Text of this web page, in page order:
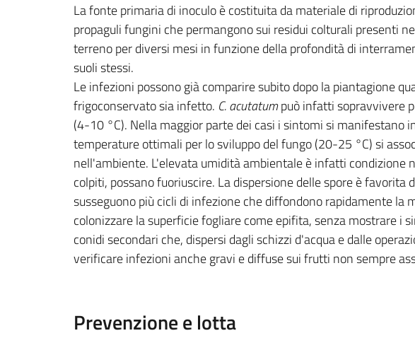
La fonte primaria di inoculo è costituita da materiale di
propaguli fungini che permangono sui residui colturali presenti
terreno per diversi mesi in funzione della profondità di
suoli stessi.
Le infezioni possono già comparire subito dopo la piantagione
frigoconservato sia infetto. C. acutatumpuò infatti sopravvivere
(4-10 °C). Nella maggior parte dei casi i sintomi si manifestano
temperature ottimali per lo sviluppo del fungo (20-25 °C) si
nell'ambiente. L'elevata umidità ambientale è infatti condizione
colpiti, possano fuoriuscire. La dispersione delle spore è
susseguono più cicli di infezione che diffondono rapidamente
colonizzare la superficie fogliare come epifita, senza mostrare i
conidi secondari che, dispersi dagli schizzi d'acqua e dalle
verificare infezioni anche gravi e diffuse sui frutti non sempre
Prevenzione e lotta